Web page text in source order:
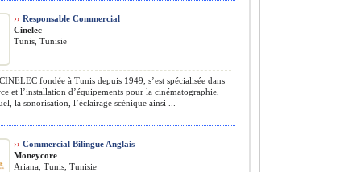
›› Responsable Commercial
Cinelec
Tunis, Tunisie
fondée à Tunis depuis 1949, s’est spécialisée dans
et l’installation d’équipements pour la cinématographie,
la sonorisation, l’éclairage scénique ainsi ...
›› Commercial Bilingue Anglais
Moneycore
Ariana, Tunis, Tunisie